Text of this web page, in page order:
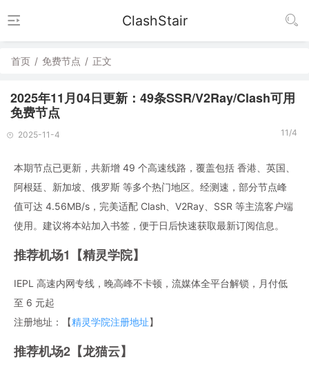
ClashStair
首页 / 免费节点 / 正文
2025年11月04日更新：49条SSR/V2Ray/Clash可用
免费节点
2025-11-4 11/4
本期节点已更新，共新增 49 个高速线路，覆盖包括 香港、英国、
阿根廷、新加坡、俄罗斯 等多个热门地区。经测速，部分节点峰
值可达 4.56MB/s，完美适配 Clash、V2Ray、SSR 等主流客户端
使用。建议将本站加入书签，便于日后快速获取最新订阅信息。
推荐机场1【精灵学院】
IEPL 高速内网专线，晚高峰不卡顿，流媒体全平台解锁，月付低
至 6 元起
注册地址：【精灵学院注册地址】
推荐机场2【龙猫云】